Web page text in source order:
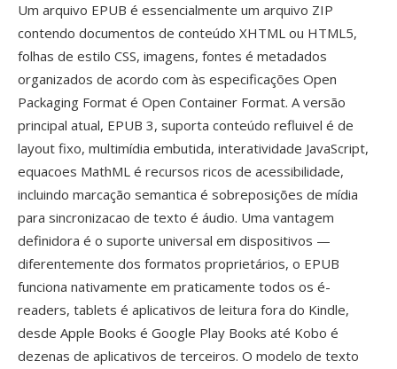
Um arquivo EPUB é essencialmente um arquivo ZIP
contendo documentos de conteúdo XHTML ou HTML5,
folhas de estilo CSS, imagens, fontes é metadados
organizados de acordo com às especificações Open
Packaging Format é Open Container Format. A versão
principal atual, EPUB 3, suporta conteúdo refluivel é de
layout fixo, multimídia embutida, interatividade JavaScript,
equacoes MathML é recursos ricos de acessibilidade,
incluindo marcação semantica é sobreposições de mídia
para sincronizacao de texto é áudio. Uma vantagem
definidora é o suporte universal em dispositivos —
diferentemente dos formatos proprietários, o EPUB
funciona nativamente em praticamente todos os é-
readers, tablets é aplicativos de leitura fora do Kindle,
desde Apple Books é Google Play Books até Kobo é
dezenas de aplicativos de terceiros. O modelo de texto